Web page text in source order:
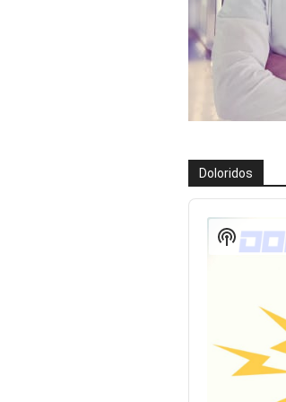
Doloridos
Reproductor
audioShow
Podcast